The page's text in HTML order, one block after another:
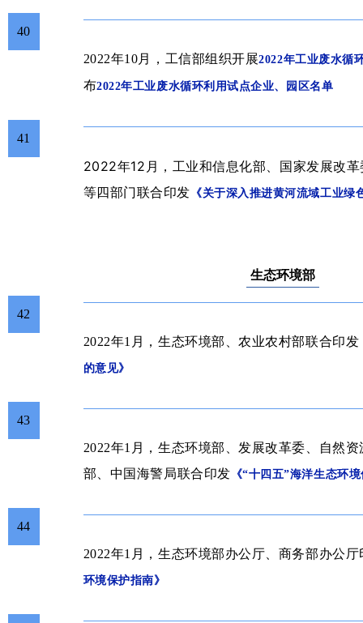
40
2022年10月， 工信部组织开展2022年工业废水循
布2022年工业废水循环利用试点企业、园区名单
41
2022年12月 ， 工业和信息化部、国家发展改
等四部门联合印发 《关于深入推进黄河流域工业绿
生态环境部
42
2022年1月，生态环境部、农业农村部联合印发
的意见》
43
2022年1月，生态环境部、发展改革委、自然
部、中国海警局联合印发 《“十四五”海洋生态环
44
2022年1月，生态环境部办公厅、商务部办公厅
环境保护指南》